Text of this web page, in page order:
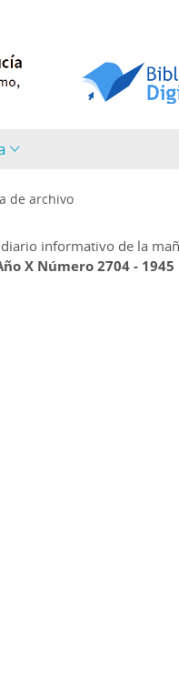
de archivo
informativo de la
X Número 2704 - 1945